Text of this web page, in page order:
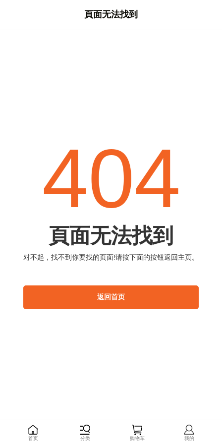
頁面无法找到
首页 分类 购物车 我的
404
頁面无法找到
对不起 ， 找不到你要找的页面!请按下面的按钮返回主页。
返回首页